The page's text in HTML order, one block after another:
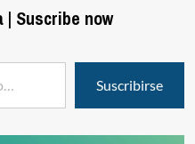
| Suscribe now
Suscribirse